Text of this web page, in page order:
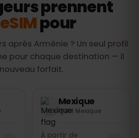
(WhatsApp).
: rien à insérer,
prennent
eSIMpour
après Arménie ? Un seul profil
pour chaque destination — il
forfait.
Mexique
eSIM Mexique
À partir de